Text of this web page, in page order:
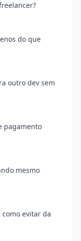
do que
outro dev sem
pagamento
mesmo
evitar da